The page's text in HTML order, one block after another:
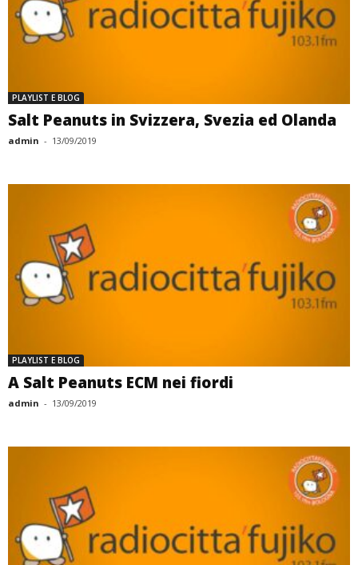
PLAYLIST E BLOG
Salt Peanuts in Svizzera, Svezia ed Olanda
admin - 13/09/2019
PLAYLIST E BLOG
A Salt Peanuts ECM nei fiordi
admin - 13/09/2019